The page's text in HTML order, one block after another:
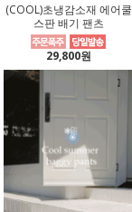
(COOL)초냉감소재 에어쿨
스판 배기 팬츠
29,800원